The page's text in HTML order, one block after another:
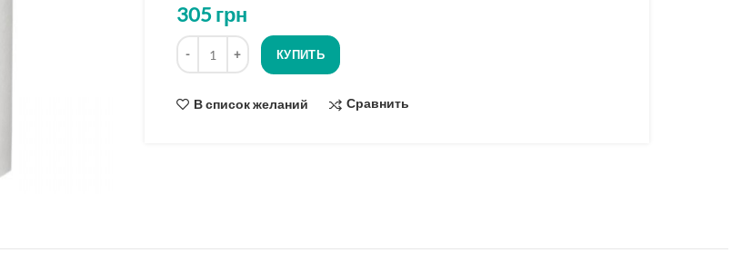
305грн
Количество
КУПИТЬ
В список желаний Сравнить